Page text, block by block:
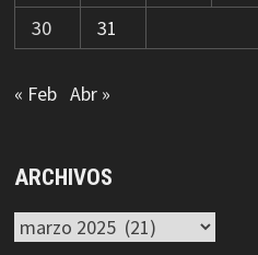
30
31
« Feb Abr »
ARCHIVOS
Archivos